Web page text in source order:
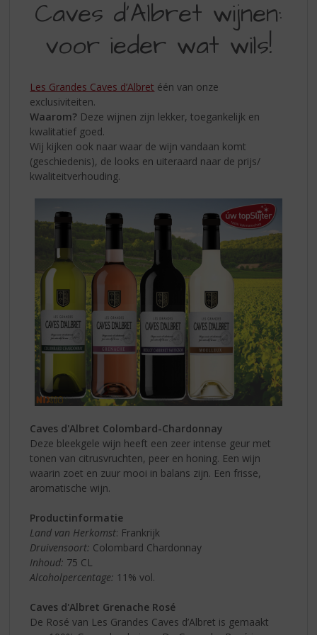
D'ALBRET
WIJNEN:
IEDER
WAT
WILS
Caves d'Albret wijnen:
voor ieder wat wils!
Les Grandes Caves d’Albret één van onze
exclusiviteiten.
Waarom? Deze wijnen zijn lekker, toegankelijk en
kwalitatief goed.
Wij kijken ook naar waar de wijn vandaan komt
(geschiedenis), de looks en uiteraard naar de prijs/
kwaliteitverhouding.
Caves d'Albret Colombard-Chardonnay
Deze bleekgele wijn heeft een zeer intense geur met
tonen van citrusvruchten, peer en honing. Een wijn
waarin zoet en zuur mooi in balans zijn. Een frisse,
aromatische wijn.
Productinformatie
Land van Herkomst: Frankrijk
Druivensoort: Colombard Chardonnay
Inhoud: 75 CL
Alcoholpercentage: 11% vol.
Caves d'Albret Grenache Rosé
De Rosé van Les Grandes Caves d’Albret is gemaakt